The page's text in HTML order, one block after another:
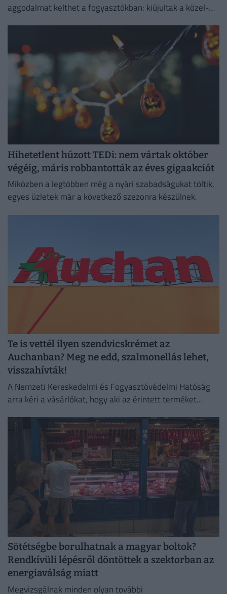
aggodalmat kelthet a fogyasztókban: kiújultak a közel-
Hihetetlent húzott TEDi: nem vártak október
végéig, máris robbantották az éves gigaakciót
Miközben a legtöbben még a nyári szabadságukat töltik,
egyes üzletek már a következő szezonra készülnek.
Te is vettél ilyen szendvicskrémet az
Auchanban? Meg ne edd, szalmonellás lehet,
visszahívták!
A Nemzeti Kereskedelmi és Fogyasztóvédelmi Hatóság
arra kéri a vásárlókat, hogy aki az érintett terméket
Sötétségbe borulhatnak a magyar boltok?
Rendkívüli lépésről döntöttek a szektorban az
energiaválság miatt
Megvizsgálnak minden olyan további